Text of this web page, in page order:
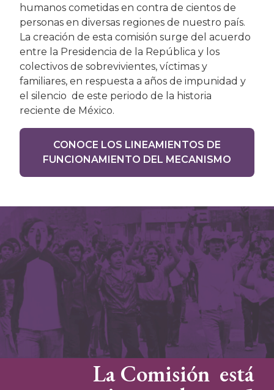
humanos cometidas en contra de cientos de
personas en diversas regiones de nuestro país.
La creación de esta comisión surge del acuerdo
entre la Presidencia de la República y los
colectivos de sobrevivientes, víctimas y
familiares, en respuesta a años de impunidad y
el silencio de este periodo de la historia
reciente de México.
CONOCE LOS LINEAMIENTOS DE
FUNCIONAMIENTO DEL MECANISMO
La Comisión está